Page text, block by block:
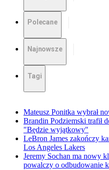
Polecane
Najnowsze
Tagi
Mateusz Ponitka wybrał
Brandin Podziemski trafił
"Będzie wyjątkowy"
LeBron James zakończy
Los Angeles Lakers
Jeremy Sochan ma nowy
powalczy o odbudowanie